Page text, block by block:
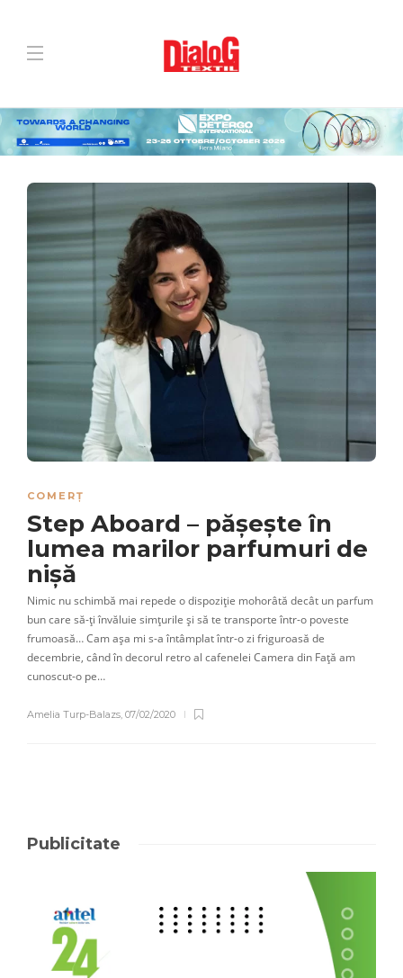
COMERȚ
Step Aboard – pășește în
lumea marilor parfumuri de
nișă
Nimic nu schimbă mai repede o dispoziție mohorâtă decât un parfum
bun care să-ți învăluie simțurile și să te transporte într-o poveste
frumoasă… Cam așa mi s-a întâmplat într-o zi friguroasă de
decembrie, când în decorul retro al cafenelei Camera din Față am
cunoscut-o pe…
Amelia Turp-Balazs, 07/02/2020
Publicitate